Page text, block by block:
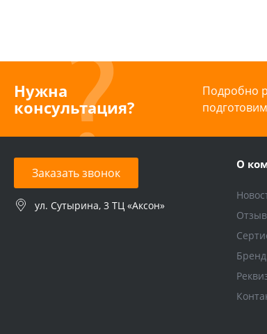
Нужна
консультация?
Подробно
Заказать звонок
ул. Сутырина, 3 ТЦ «Аксон»
О